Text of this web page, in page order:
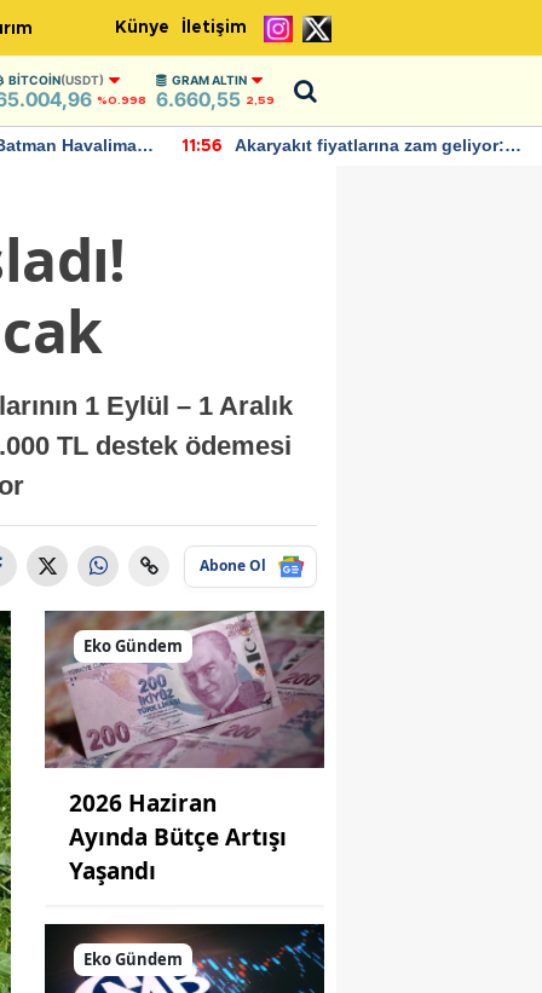
Künye İletişim
BITCOIN(USDT)
%0.998
GRAM ALTIN
6.660,55 2,59
Havalimanı
11:56
Akaryakıt fiyatlarına zam geliyor:
1 Eylül – 1 Aralık
TL destek ödemesi
Abone Ol
Eko Gündem
2026 Haziran
Ayında Bütçe Artışı
Yaşandı
Eko Gündem